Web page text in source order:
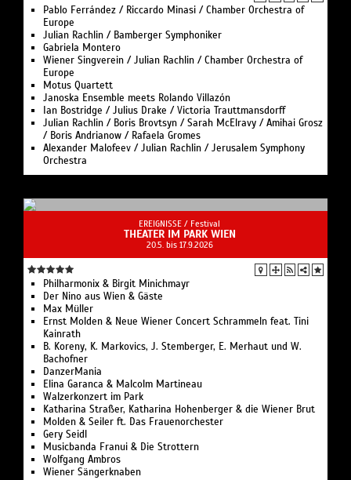
Pablo Ferrández / Riccardo Minasi / Chamber Orchestra of
Europe
Julian Rachlin / Bamberger Symphoniker
Gabriela Montero
Wiener Singverein / Julian Rachlin / Chamber Orchestra of
Europe
Motus Quartett
Janoska Ensemble meets Rolando Villazón
Ian Bostridge / Julius Drake / Victoria Trauttmansdorff
Julian Rachlin / Boris Brovtsyn / Sarah McElravy / Amihai Grosz
/ Boris Andrianow / Rafaela Gromes
Alexander Malofeev / Julian Rachlin / Jerusalem Symphony
Orchestra
EREIGNISSE / Festival
THEATER IM PARK WIEN
20.5. bis 17.9.2026
Philharmonix & Birgit Minichmayr
Der Nino aus Wien & Gäste
Max Müller
Ernst Molden & Neue Wiener Concert Schrammeln feat. Tini
Kainrath
B. Koreny, K. Markovics, J. Stemberger, E. Merhaut und W.
Bachofner
DanzerMania
Elina Garanca & Malcolm Martineau
Walzerkonzert im Park
Katharina Straßer, Katharina Hohenberger & die Wiener Brut
Molden & Seiler ft. Das Frauenorchester
Gery Seidl
Musicbanda Franui & Die Strottern
Wolfgang Ambros
Wiener Sängerknaben